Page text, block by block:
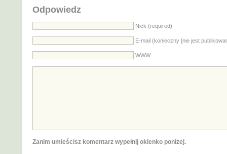
Odpowiedz
Nick (required)
E-mail (konieczny [nie jest
WWW
Zanim umieścisz komentarz wypełnij okienko poniżej.